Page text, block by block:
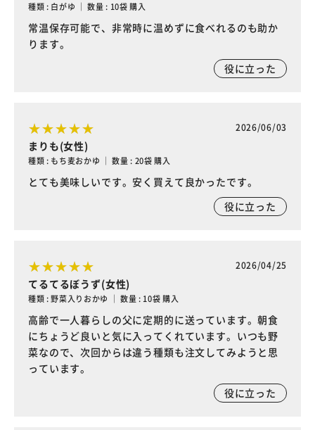
種類 : 白がゆ ｜ 数量 : 10袋 購入
常温保存可能で、非常時に温めずに食べれるのも助か
ります。
役に立った
2026/06/03
まりも(女性)
種類 : もち麦おかゆ ｜ 数量 : 20袋 購入
とても美味しいです。安く買えて良かったです。
役に立った
2026/04/25
てるてるぼうず(女性)
種類 : 野菜入りおかゆ ｜ 数量 : 10袋 購入
高齢で一人暮らしの父に定期的に送っています。朝食
にちょうど良いと気に入ってくれています。いつも野
菜なので、次回からは違う種類も注文してみようと思
っています。
役に立った